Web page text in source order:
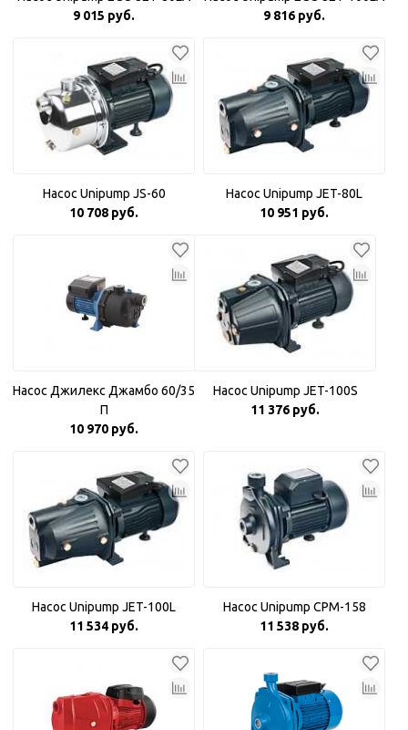
9 015 руб.
9 816 руб.
Насос Unipump JS-60
10 708 руб.
Насос Unipump JET-80L
10 951 руб.
Насос Джилекс Джамбо 60/35
П
10 970 руб.
Насос Unipump JET-100S
11 376 руб.
Насос Unipump JET-100L
11 534 руб.
Насос Unipump CPM-158
11 538 руб.